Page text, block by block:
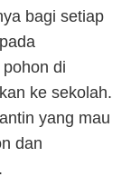
bagi setiap
di
ke sekolah.
yang mau
dan